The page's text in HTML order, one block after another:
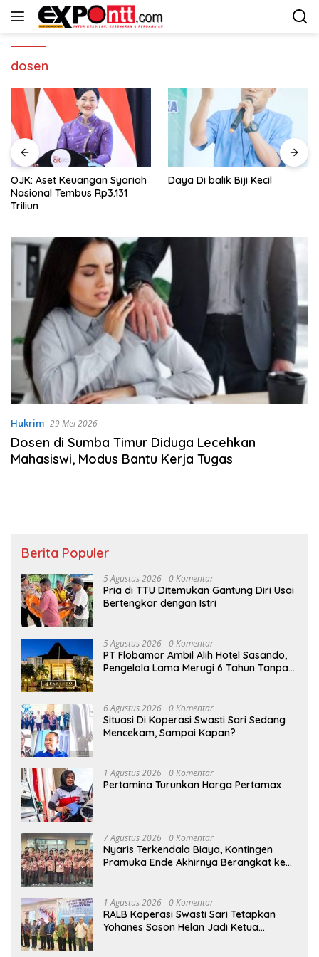
Langsung
dosen
OJK: Aset Keuangan Syariah
Nasional Tembus Rp3.131
Triliun
Daya Di balik Biji Kecil
Hukrim 29 Mei 2026
Dosen di Sumba Timur Diduga Lecehkan
Mahasiswi, Modus Bantu Kerja Tugas
Berita Populer
5 Agustus 2026 0 Komentar
Pria di TTU Ditemukan Gantung Diri Usai
Bertengkar dengan Istri
5 Agustus 2026 0 Komentar
PT Flobamor Ambil Alih Hotel Sasando,
Pengelola Lama Merugi 6 Tahun Tanpa
6 Agustus 2026 0 Komentar
Situasi Di Koperasi Swasti Sari Sedang
Mencekam, Sampai Kapan?
1 Agustus 2026 0 Komentar
Pertamina Turunkan Harga Pertamax
7 Agustus 2026 0 Komentar
Nyaris Terkendala Biaya, Kontingen
Pramuka Ende Akhirnya Berangkat ke
1 Agustus 2026 0 Komentar
RALB Koperasi Swasti Sari Tetapkan
Yohanes Sason Helan Jadi Ketua